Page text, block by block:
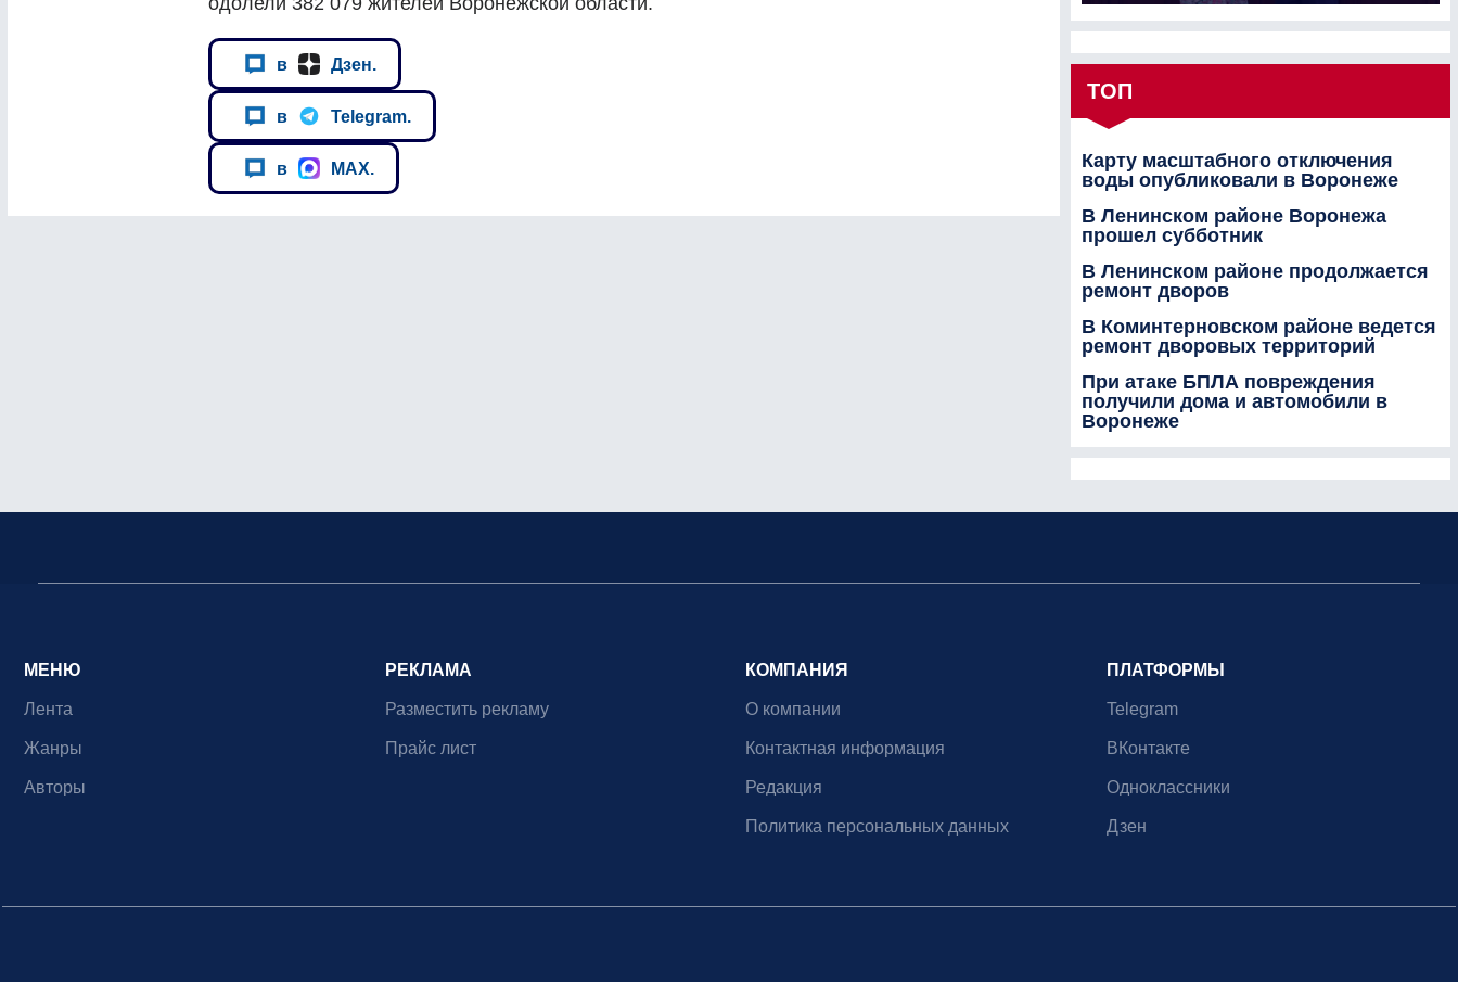
в Дзен.
в Telegram.
в MAX.
ТОП
Карту масштабного отключения
воды опубликовали в Воронеже
В Ленинском районе Воронежа
прошел субботник
В Ленинском районе продолжается
ремонт дворов
В Коминтерновском районе ведется
ремонт дворовых территорий
При атаке БПЛА повреждения
получили дома и автомобили в
Воронеже
МЕНЮ
Лента
Жанры
Авторы
РЕКЛАМА
Разместить рекламу
Прайс лист
КОМПАНИЯ
О компании
Контактная информация
Редакция
Политика персональных данных
ПЛАТФОРМЫ
Telegram
ВКонтакте
Одноклассники
Дзен